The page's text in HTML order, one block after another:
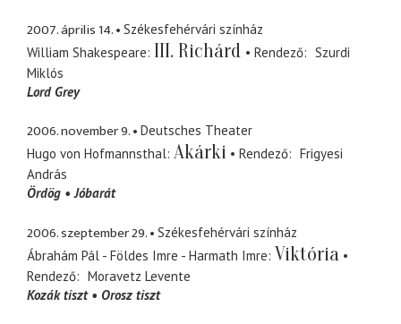
2007. április 14.
Székesfehérvári színház
William Shakespeare III. Richárd Rendező
Szurdi
Miklós
Lord Grey
2006. november 9.
Deutsches Theater
Hugo von Hofmannsthal Akárki Rendező
Frigyesi
András
Ördög
Jóbarát
2006. szeptember 29.
Székesfehérvári színház
Ábrahám Pál - Földes Imre - Harmath Imre Viktória
Rendező
Moravetz Levente
Kozák tiszt
Orosz tiszt